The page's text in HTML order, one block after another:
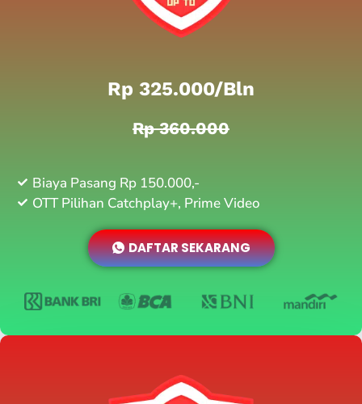
Rp 325.000/bln
Rp 360.000
Biaya Pasang Rp 150.000,-
OTT Pilihan Catchplay+, Prime Video
DAFTAR SEKARANG